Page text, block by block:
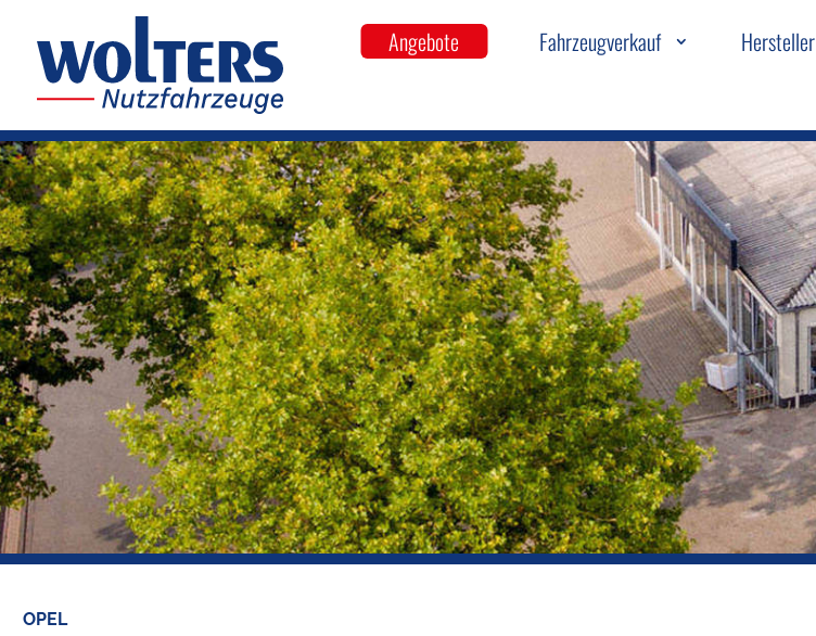
Angebote Fahrzeugverkauf Hersteller
OPEL